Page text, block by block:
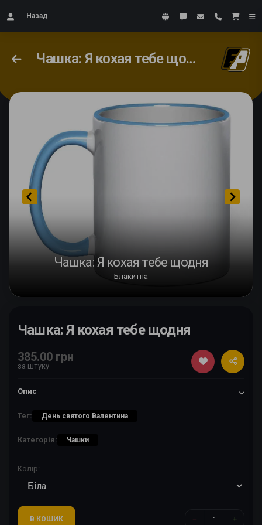
Назад
Чашка: Я кохая тебе щодня
Чашка: Я кохая тебе щодня
Блакитна
Чашка: Я кохая тебе щодня
385.00 грн
за штуку
Опис
Тег: День святого Валентина
Категорія: Чашки
Колір:
В КОШИК